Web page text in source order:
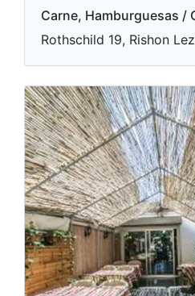
Carne, Hamburguesas /
Rothschild 19, Rishon